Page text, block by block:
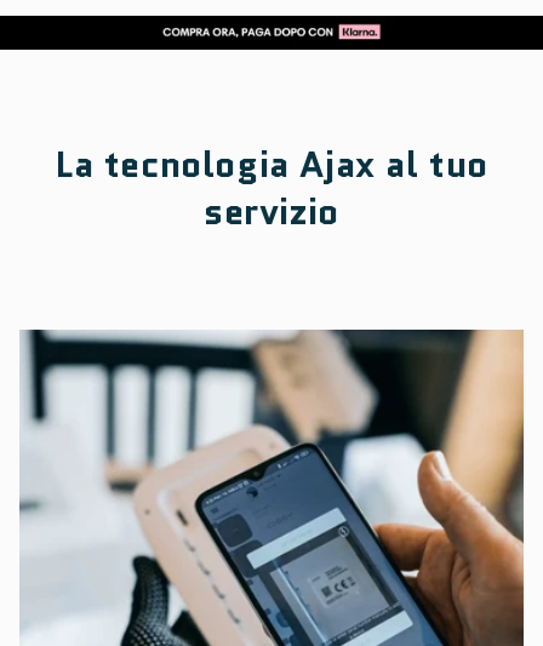
La tecnologia Ajax al tuo
servizio